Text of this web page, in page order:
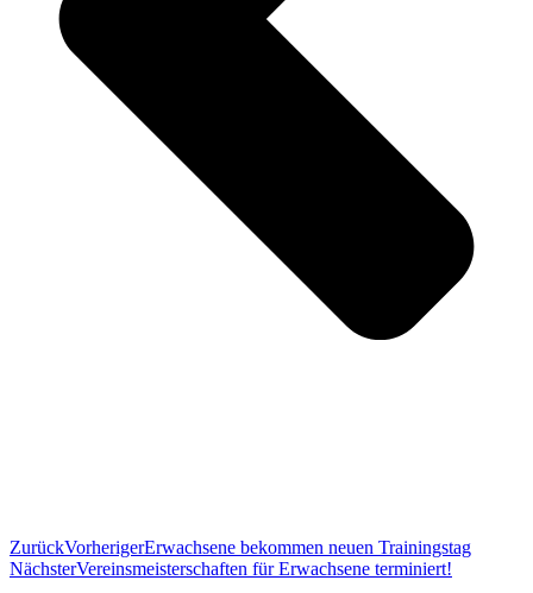
ZurückVorherigerErwachsene bekommen neuen Trainingstag
NächsterVereinsmeisterschaften für Erwachsene terminiert!